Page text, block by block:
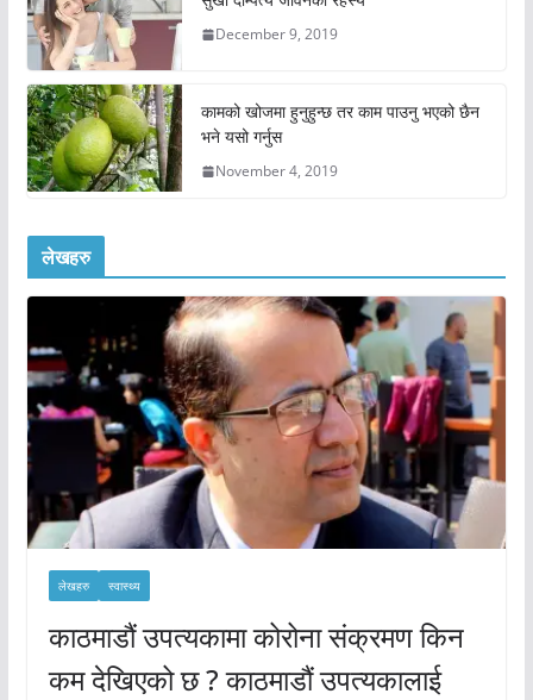
December 9, 2019
कामको खोजमा हुनुहुन्छ तर काम पाउनु भएको छैन
भने यसो गर्नुस
November 4, 2019
लेखहरु
लेखहरु स्वास्थ्य
काठमाडौं उपत्यकामा कोरोना संक्रमण किन
कम देखिएको छ ? काठमाडौं उपत्यकालाई